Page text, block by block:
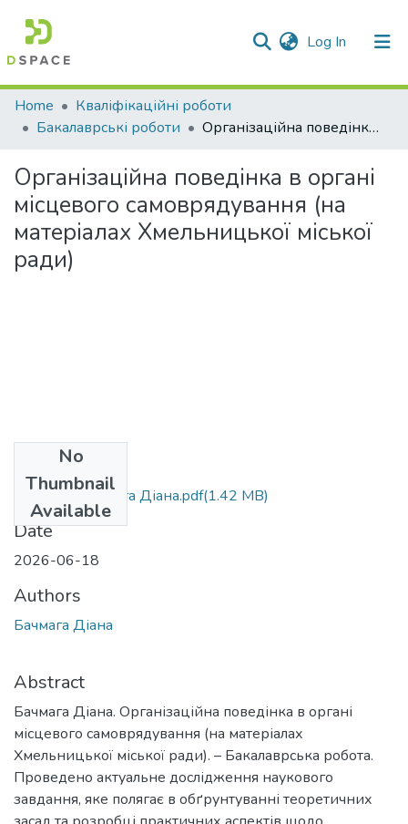
Log In (current)
Communities & Collections
All of DSpace
Statistics
Home
Кваліфікаційні роботи
Бакалаврські роботи
Організаційна поведінка в органі місцевого самоврядування (на матеріалах Хмельницької міської ради)
Організаційна поведінка в органі
місцевого самоврядування (на
матеріалах Хмельницької міської
ради)
No
Thumbnail
Available
БР.Б.281 Бачмага Діана.pdf(1.42 MB)
Date
2026-06-18
Authors
Бачмага Діана
Abstract
Бачмага Діана. Організаційна поведінка в органі
місцевого самоврядування (на матеріалах
Хмельницької міської ради). – Бакалаврська робота.
Проведено актуальне дослідження наукового
завдання, яке полягає в обґрунтуванні теоретичних